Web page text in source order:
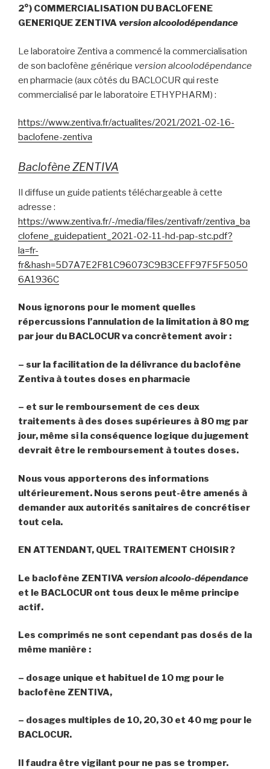
2°) COMMERCIALISATION DU BACLOFENE
GENERIQUE ZENTIVAversion alcoolodépendance
Le laboratoire Zentiva a commencé la commercialisation
de son baclofène générique version alcoolodépendance
en pharmacie (aux côtés du BACLOCUR qui reste
commercialisé par le laboratoire ETHYPHARM) :
https://www.zentiva.fr/actualites/2021/2021-02-16-
baclofene-zentiva
Baclofène ZENTIVA
Il diffuse un guide patients téléchargeable à cette
adresse :
https://www.zentiva.fr/-/media/files/zentivafr/zentiva_ba
clofene_guidepatient_2021-02-11-hd-pap-stc.pdf?
la=fr-
fr&hash=5D7A7E2F81C96073C9B3CEFF97F5F5050
6A1936C
Nous ignorons pour le moment quelles
répercussions l’annulation de la limitation à 80 mg
par jour du BACLOCUR va concrètement avoir :
– sur la facilitation de la délivrance du baclofène
Zentiva à toutes doses en pharmacie
– et sur le remboursement de ces deux
traitements à des doses supérieures à 80 mg par
jour, même si la conséquence logique du jugement
devrait être le remboursement à toutes doses.
Nous vous apporterons des informations
ultérieurement. Nous serons peut-être amenés à
demander aux autorités sanitaires de concrétiser
tout cela.
EN ATTENDANT, QUEL TRAITEMENT CHOISIR ?
Le baclofène ZENTIVAversion alcoolo-dépendance
et le BACLOCUR ont tous deux le même principe
actif.
Les comprimés ne sont cependant pas dosés de la
même manière :
– dosage unique et habituel de 10 mg pour le
baclofène ZENTIVA,
– dosages multiples de 10, 20, 30 et 40 mg pour le
BACLOCUR.
Il faudra être vigilant pour ne pas se tromper.